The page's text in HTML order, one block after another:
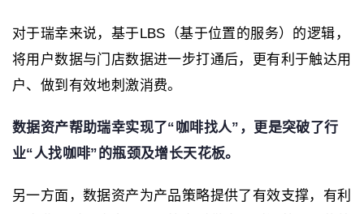
对于瑞幸来说，基于LBS（基于位置的服务）的逻辑，
将用户数据与门店数据进一步打通后，更有利于触达用
户、做到有效地刺激消费。
数据资产帮助瑞幸实现了“咖啡找人”，更是突破了行
业“人找咖啡”的瓶颈及增长天花板。
另一方面，数据资产为产品策略提供了有效支撑，有利